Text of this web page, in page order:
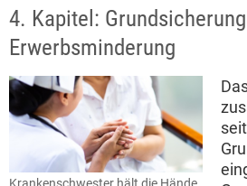
4. Kapitel:
Erwerbsminderung